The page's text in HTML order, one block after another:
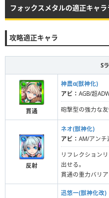
フォックスメタルの適正キャ
攻略適正キャラ
S
貫通
神農α(獣神化)
アビ： AGB/超
砲撃型の強力な
反射
ネオ(獣神化)
アビ： AM/アンチ
リフレクション
出せる。
貫通の重力バリ
迅悠一(獣神化改)